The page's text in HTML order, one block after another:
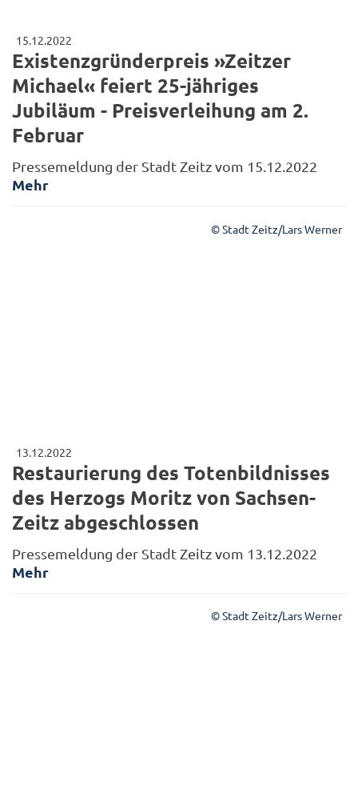
15.12.2022
Existenzgründerpreis »Zeitzer
Michael« feiert 25-jähriges
Jubiläum - Preisverleihung am 2.
Februar
Pressemeldung der Stadt Zeitz vom 15.12.2022
Mehr
© Stadt Zeitz/Lars Werner
13.12.2022
Restaurierung des Totenbildnisses
des Herzogs Moritz von Sachsen-
Zeitz abgeschlossen
Pressemeldung der Stadt Zeitz vom 13.12.2022
Mehr
© Stadt Zeitz/Lars Werner